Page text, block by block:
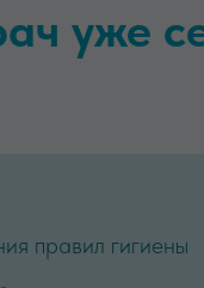
уже
правил гигиены